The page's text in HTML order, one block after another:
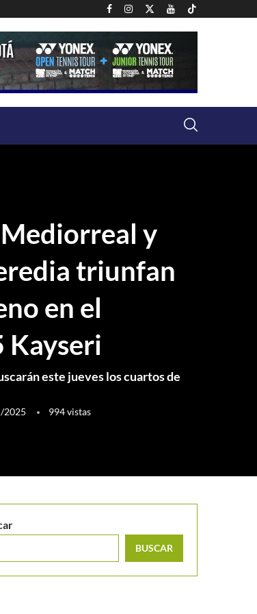
y
triunfan
en el
este jueves los cuartos de
2025 994vistas
BUSCAR